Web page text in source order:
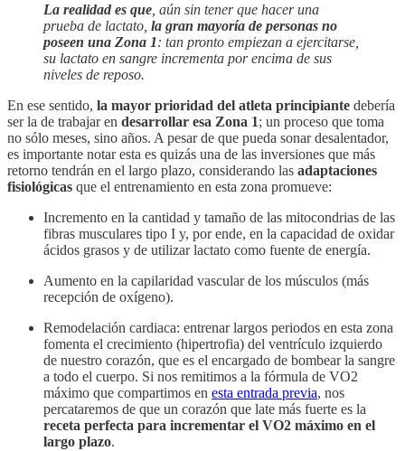
La realidad es que , aún sin tener que hacer una
prueba de lactato, la gran mayoría de personas no
poseen una Zona 1: tan pronto empiezan a ejercitarse,
su lactato en sangre incrementa por encima de sus
niveles de reposo.
En ese sentido, la mayor prioridad del atleta principiante debería
ser la de trabajar en desarrollar esa Zona 1; un proceso que toma
no sólo meses, sino años. A pesar de que pueda sonar desalentador,
es importante notar esta es quizás una de las inversiones que más
retorno tendrán en el largo plazo, considerando las adaptaciones
fisiológicas que el entrenamiento en esta zona promueve:
Incremento en la cantidad y tamaño de las mitocondrias de las
fibras musculares tipo I y, por ende, en la capacidad de oxidar
ácidos grasos y de utilizar lactato como fuente de energía.
Aumento en la capilaridad vascular de los músculos (más
recepción de oxígeno).
Remodelación cardiaca: entrenar largos periodos en esta zona
fomenta el crecimiento (hipertrofia) del ventrículo izquierdo
de nuestro corazón, que es el encargado de bombear la sangre
a todo el cuerpo. Si nos remitimos a la fórmula de VO2
máximo que compartimos en esta entrada previa, nos
percataremos de que un corazón que late más fuerte es la
receta perfecta para incrementar el VO2 máximo en el
largo plazo.